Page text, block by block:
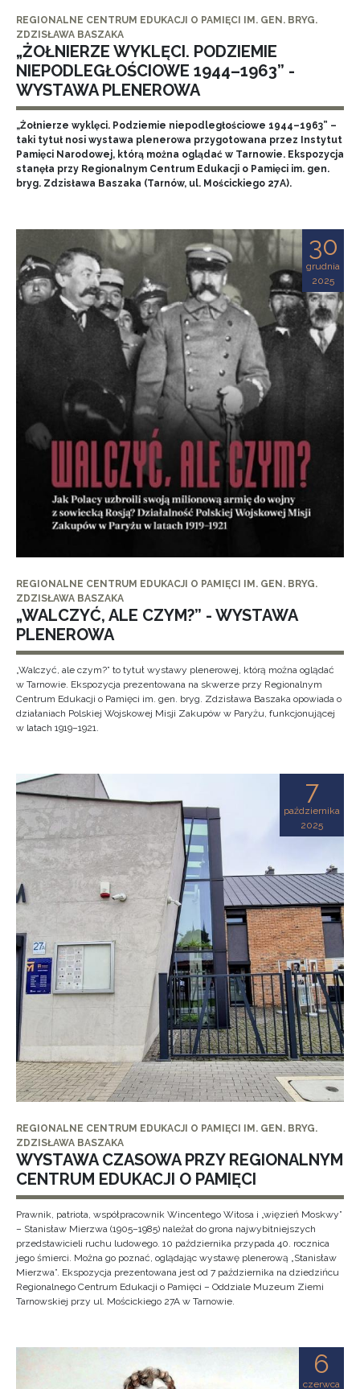
REGIONALNE CENTRUM EDUKACJI O PAMIĘCI IM. GEN. BRYG.
ZDZISŁAWA BASZAKA
„ŻOŁNIERZE WYKLĘCI. PODZIEMIE
NIEPODLEGŁOŚCIOWE 1944–1963” -
WYSTAWA PLENEROWA
„Żołnierze wyklęci. Podziemie niepodległościowe 1944–1963” –
taki tytuł nosi wystawa plenerowa przygotowana przez Instytut
Pamięci Narodowej, którą można oglądać w Tarnowie. Ekspozycja
stanęła przy Regionalnym Centrum Edukacji o Pamięci im. gen.
bryg. Zdzisława Baszaka (Tarnów, ul. Mościckiego 27A).
30
grudnia
2025
REGIONALNE CENTRUM EDUKACJI O PAMIĘCI IM. GEN. BRYG.
ZDZISŁAWA BASZAKA
„WALCZYĆ, ALE CZYM?” - WYSTAWA
PLENEROWA
„Walczyć, ale czym?” to tytuł wystawy plenerowej, którą można oglądać
w Tarnowie. Ekspozycja prezentowana na skwerze przy Regionalnym
Centrum Edukacji o Pamięci im. gen. bryg. Zdzisława Baszaka opowiada o
działaniach Polskiej Wojskowej Misji Zakupów w Paryżu, funkcjonującej
w latach 1919–1921.
7
października
2025
REGIONALNE CENTRUM EDUKACJI O PAMIĘCI IM. GEN. BRYG.
ZDZISŁAWA BASZAKA
WYSTAWA CZASOWA PRZY REGIONALNYM
CENTRUM EDUKACJI O PAMIĘCI
Prawnik, patriota, współpracownik Wincentego Witosa i „więzień Moskwy”
– Stanisław Mierzwa (1905–1985) należał do grona najwybitniejszych
przedstawicieli ruchu ludowego. 10 października przypada 40. rocznica
jego śmierci. Można go poznać, oglądając wystawę plenerową „Stanisław
Mierzwa”. Ekspozycja prezentowana jest od 7 października na dziedzińcu
Regionalnego Centrum Edukacji o Pamięci – Oddziale Muzeum Ziemi
Tarnowskiej przy ul. Mościckiego 27A w Tarnowie.
6
czerwca